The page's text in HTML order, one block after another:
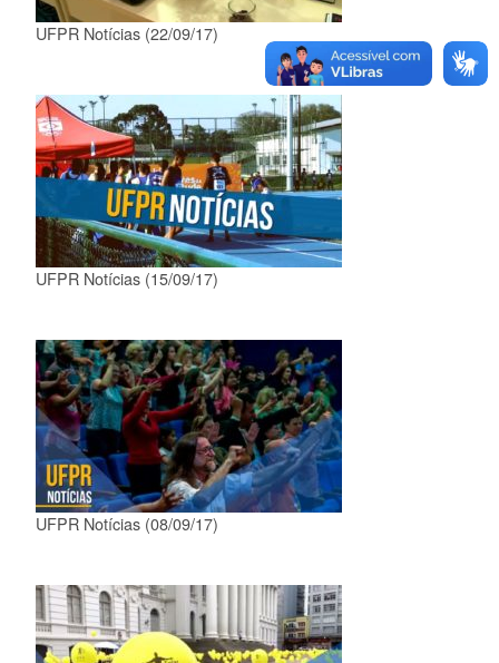
UFPR Notícias (22/09/17)
UFPR Notícias (15/09/17)
UFPR Notícias (08/09/17)